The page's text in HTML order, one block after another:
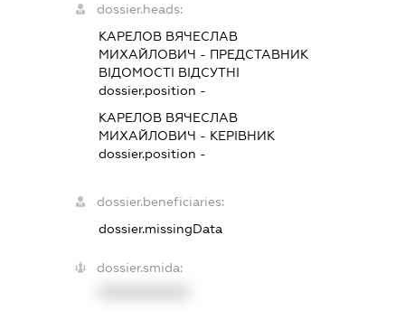
dossier.heads:
КАРЕЛОВ ВЯЧЕСЛАВ
МИХАЙЛОВИЧ - ПРЕДСТАВНИК
ВІДОМОСТІ ВІДСУТНІ
dossier.position -
КАРЕЛОВ ВЯЧЕСЛАВ
МИХАЙЛОВИЧ - КЕРІВНИК
dossier.position -
dossier.beneficiaries:
dossier.missingData
dossier.smida: